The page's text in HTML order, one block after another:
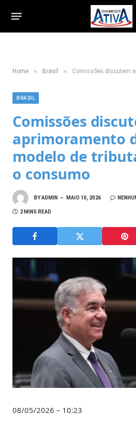
Home » Brasil » Comissões discutem aprimoramento
BRASIL
Comissões
aprimoramento
modelo de
o consumo
BYADMIN MAIO 10, 2026
2 MINS READ
08/05/2026 – 10:23